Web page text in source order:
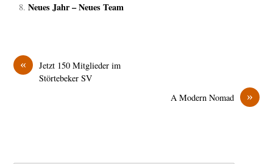
Neues Jahr – Neues Team
«
Jetzt 150 Mitglieder im
Störtebeker SV
»
A Modern Nomad